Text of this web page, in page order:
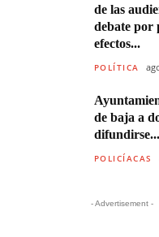
de las
debate por
efectos...
POLÍTICA
de baja a
difundirse...
POLICÍACAS
- Advertisement -